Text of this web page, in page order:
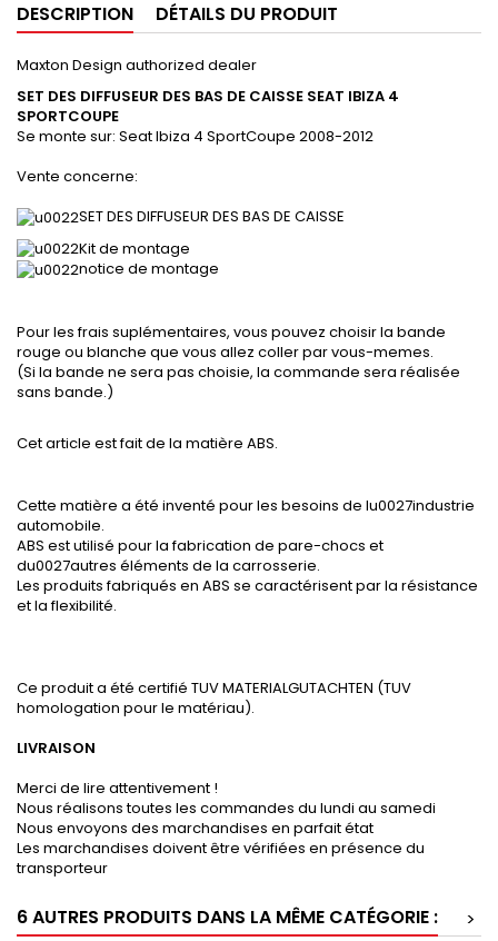
DESCRIPTION DÉTAILS DU PRODUIT
Maxton Design authorized dealer
SET DES DIFFUSEUR DES BAS DE CAISSE SEAT IBIZA 4
SPORTCOUPE
Se monte sur: Seat Ibiza 4 SportCoupe 2008-2012
Vente concerne:
SET DES DIFFUSEUR DES BAS DE CAISSE
Kit de montage
notice de montage
Pour les frais suplémentaires, vous pouvez choisir la bande
rouge ou blanche que vous allez coller par vous-memes.
(Si la bande ne sera pas choisie, la commande sera réalisée
sans bande.)
Cet article est fait de la matière ABS.
Cette matière a été inventé pour les besoins de lu0027industrie
automobile.
ABS est utilisé pour la fabrication de pare-chocs et
du0027autres éléments de la carrosserie.
Les produits fabriqués en ABS se caractérisent par la résistance
et la flexibilité.
Ce produit a été certifié TUV MATERIALGUTACHTEN (TUV
homologation pour le matériau).
LIVRAISON
Merci de lire attentivement !
Nous réalisons toutes les commandes du lundi au samedi
Nous envoyons des marchandises en parfait état
Les marchandises doivent être vérifiées en présence du
transporteur
6 AUTRES PRODUITS DANS LA MÊME CATÉGORIE :
>